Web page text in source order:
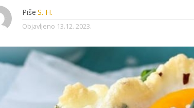
Piše S. H.
Objavljeno 13.12. 2023.